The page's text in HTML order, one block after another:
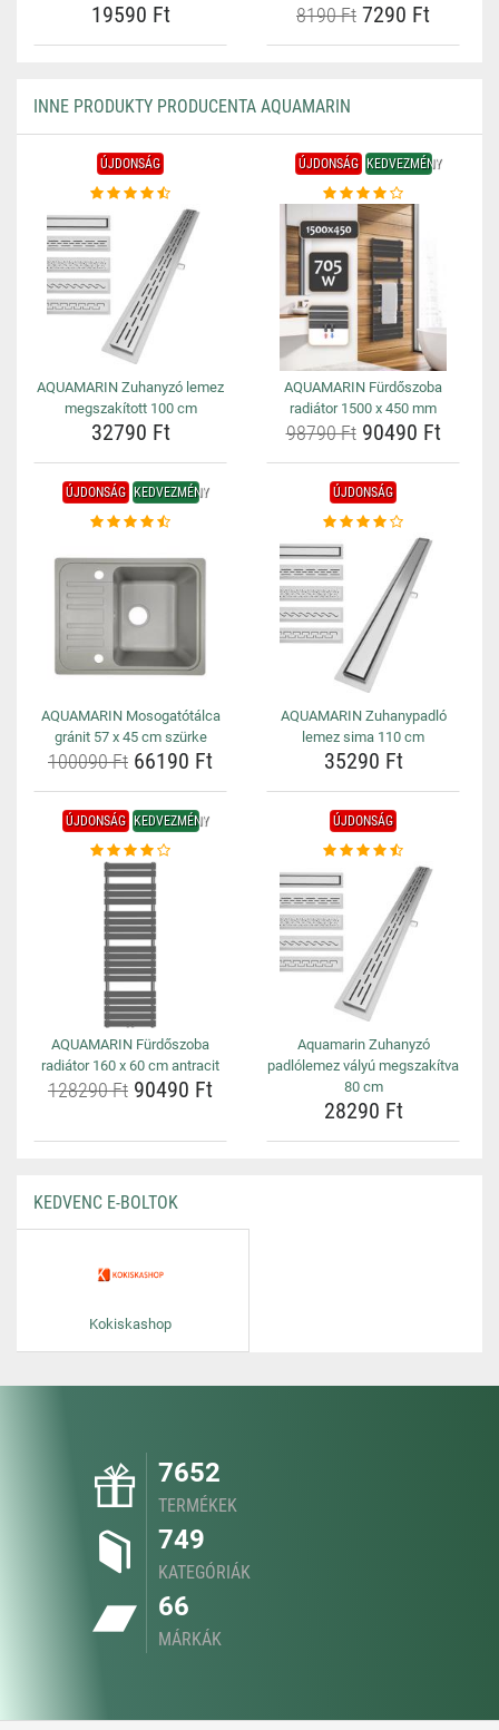
19590 Ft 8190 Ft 7290 Ft
INNE PRODUKTY PRODUCENTA AQUAMARIN
ÚJDONSÁG
AQUAMARIN Zuhanyzó lemez
megszakított 100 cm
32790 Ft
ÚJDONSÁG KEDVEZMÉNY
AQUAMARIN Fürdőszoba
radiátor 1500 x 450 mm
98790 Ft90490 Ft
ÚJDONSÁG KEDVEZMÉNY
AQUAMARIN Mosogatótálca
gránit 57 x 45 cm szürke
100090 Ft 66190 Ft
ÚJDONSÁG
AQUAMARIN Zuhanypadló
lemez sima 110 cm
35290 Ft
ÚJDONSÁG KEDVEZMÉNY
AQUAMARIN Fürdőszoba
radiátor 160 x 60 cm antracit
128290 Ft 90490 Ft
ÚJDONSÁG
Aquamarin Zuhanyzó
padlólemez vályú megszakítva
80 cm
28290 Ft
KEDVENC E-BOLTOK
Kokiskashop
7652
TERMÉKEK
749
KATEGÓRIÁK
66
MÁRKÁK